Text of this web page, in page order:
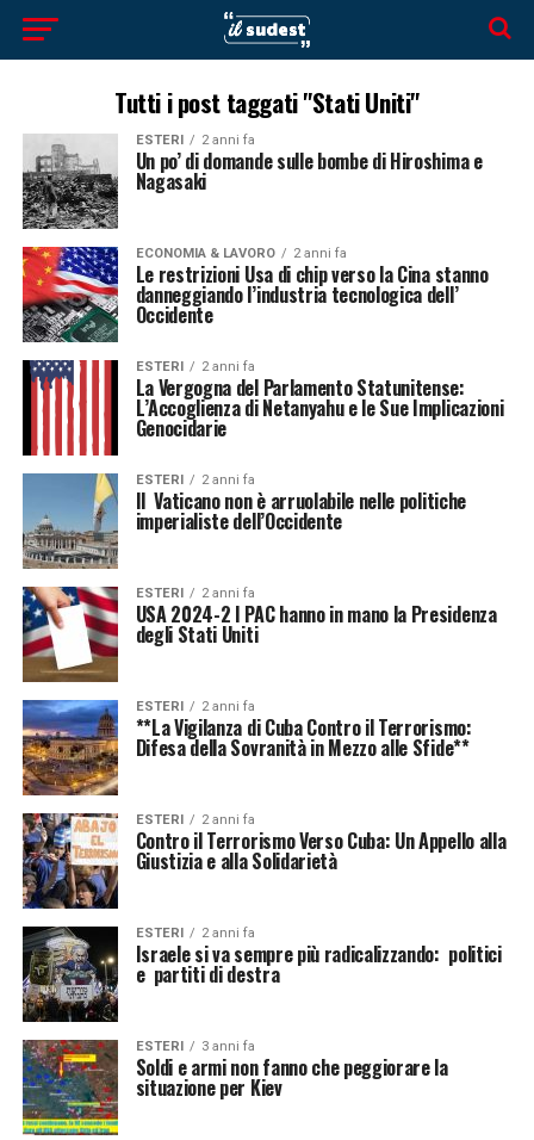
Tutti i post taggati "Stati Uniti"
ESTERI 2 anni fa
Un po’ di domande sulle bombe di Hiroshima e
Nagasaki
ECONOMIA & LAVORO 2 anni fa
Le restrizioni Usa di chip verso la Cina stanno
danneggiando l’industria tecnologica dell’
Occidente
ESTERI 2 anni fa
La Vergogna del Parlamento Statunitense:
L’Accoglienza di Netanyahu e le Sue Implicazioni
Genocidarie
ESTERI 2 anni fa
Il Vaticano non è arruolabile nelle politiche
imperialiste dell’Occidente
ESTERI 2 anni fa
USA 2024-2 I PAC hanno in mano la Presidenza
degli Stati Uniti
ESTERI 2 anni fa
**La Vigilanza di Cuba Contro il Terrorismo:
Difesa della Sovranità in Mezzo alle Sfide**
ESTERI 2 anni fa
Contro il Terrorismo Verso Cuba: Un Appello alla
Giustizia e alla Solidarietà
ESTERI 2 anni fa
Israele si va sempre più radicalizzando: politici
e partiti di destra
ESTERI 3 anni fa
Soldi e armi non fanno che peggiorare la
situazione per Kiev